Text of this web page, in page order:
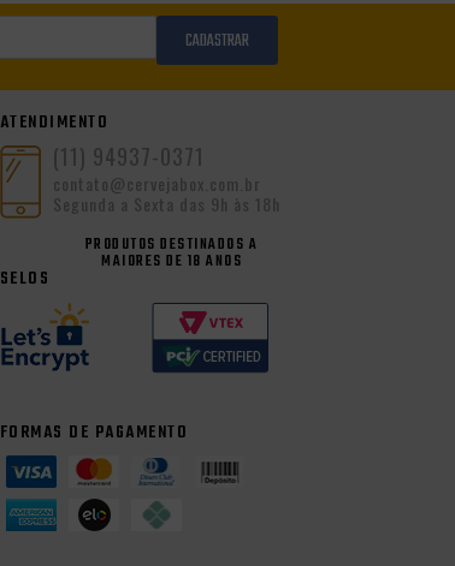
CADASTRAR
ATENDIMENTO
(11) 94937-0371
contato@cervejabox.com.br
Segunda a Sexta das 9h às 18h
PRODUTOS DESTINADOS A
MAIORES DE 18 ANOS
SELOS
FORMAS DE PAGAMENTO